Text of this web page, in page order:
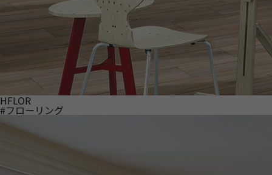
HFLOR
#フローリング